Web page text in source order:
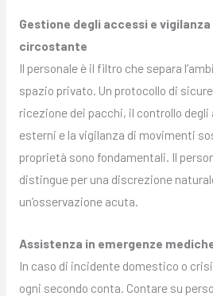
Gestione degli accessi e
circostante
Il personale è il filtro che separa
spazio privato. Un protocollo di
ricezione dei pacchi, il controllo
esterni e la vigilanza di movimenti
proprietà sono fondamentali. Il
distingue per una discrezione
un’osservazione acuta.
Assistenza in emergenze
In caso di incidente domestico o
ogni secondo conta. Contare su